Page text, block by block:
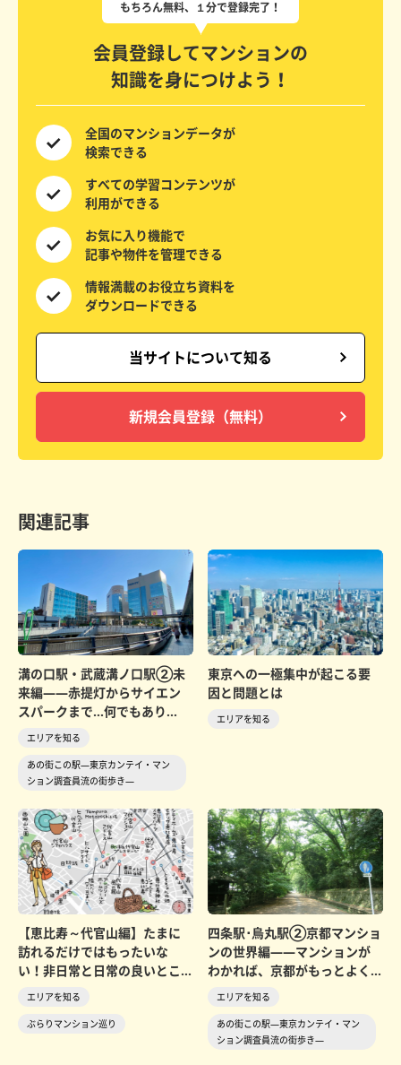
会員登録してマンションの
知識を身につけよう！
全国のマンションデータが
検索できる
すべての学習コンテンツが
利用ができる
お気に入り機能で
記事や物件を管理できる
情報満載のお役立ち資料を
ダウンロードできる
当サイトについて知る
新規会員登録（無料）
関連記事
溝の口駅・武蔵溝ノ口駅②未
来編――赤提灯からサイエン
スパークまで…何でもあり
の“田園都市線のオアシス...
エリアを知る
あの街この駅―東京カンテイ・マン
ション調査員流の街歩き―
東京への一極集中が起こる要
因と問題とは
エリアを知る
【恵比寿～代官山編】たまに
訪れるだけではもったいな
い！非日常と日常の良いとこ
どり。非日常と日常の良い...
エリアを知る
ぶらりマンション巡り
四条駅･烏丸駅②京都マンショ
ンの世界編――マンションが
わかれば、京都がもっとよく
わかる…京都の街をマ...
エリアを知る
あの街この駅―東京カンテイ・マン
ション調査員流の街歩き―